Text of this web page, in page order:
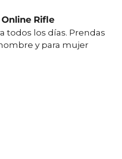
Rifle
todos los días. Prendas
y para mujer